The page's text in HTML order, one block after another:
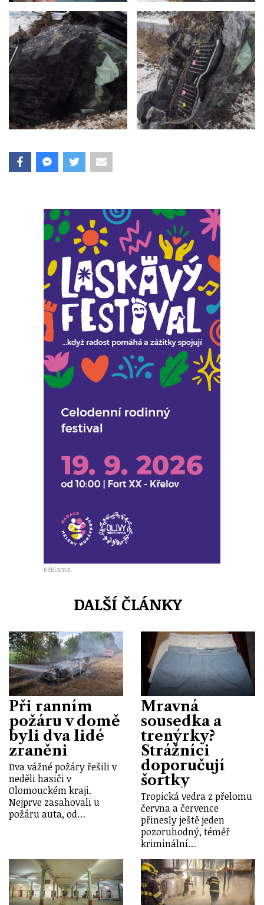
Reklama
DALŠÍ ČLÁNKY
Při ranním
požáru v domě
byli dva lidé
zraněni
Dva vážné požáry řešili v
neděli hasiči v
Olomouckém kraji.
Nejprve zasahovali u
požáru auta, od…
Mravná
sousedka a
trenýrky?
Strážníci
doporučují
šortky
Tropická vedra z přelomu
června a července
přinesly ještě jeden
pozoruhodný, téměř
kriminální…